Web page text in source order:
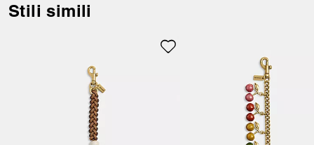
gancetto per guinzaglio.
Stili simili